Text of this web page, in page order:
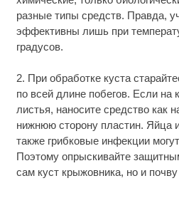
разные типы средств. Правда,
эффективны лишь при
градусов.
2. При обработке куста
по всей длине побегов. Если на
листья, наносите средство как
нижнюю сторону пластин. Яйца
также грибковые инфекции
Поэтому опрыскивайте
сам куст крыжовника, но и почву